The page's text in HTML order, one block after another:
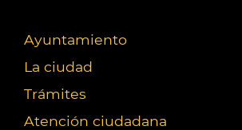
Ayuntamiento
La ciudad
Trámites
Atención ciudadana